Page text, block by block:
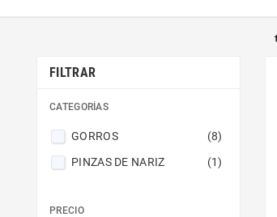
FILTRAR
CATEGORÍAS
GORROS
(8)
PINZAS DE NARIZ
(1)
PRECIO